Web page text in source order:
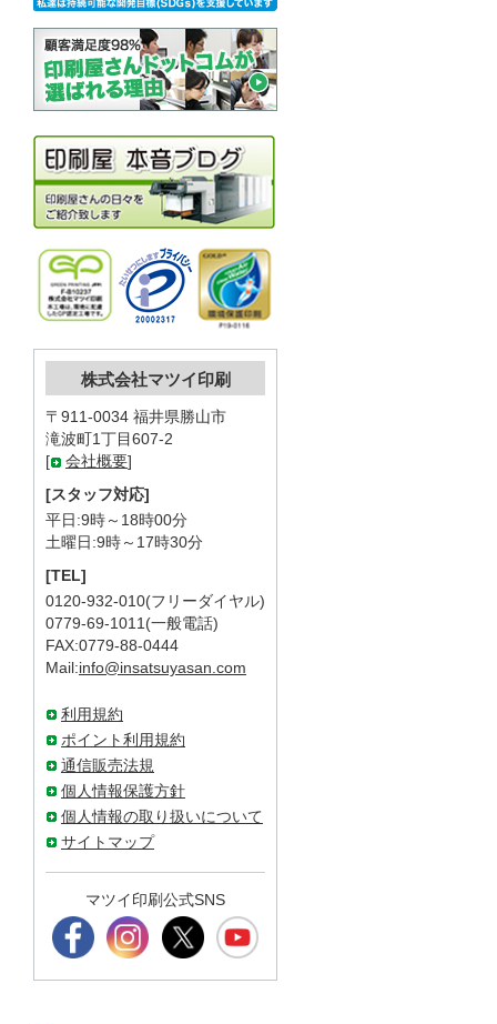
株式会社マツイ印刷
〒911-0034 福井県勝山市
滝波町1丁目607-2
[
会社概要]
[スタッフ対応]
平日:9時～18時00分
土曜日:9時～17時30分
[TEL]
0120-932-010(フリーダイヤル)
0779-69-1011(一般電話)
FAX:0779-88-0444
Mail:info@insatsuyasan.com
利用規約
ポイント利用規約
通信販売法規
個人情報保護方針
個人情報の取り扱いについて
サイトマップ
マツイ印刷公式SNS